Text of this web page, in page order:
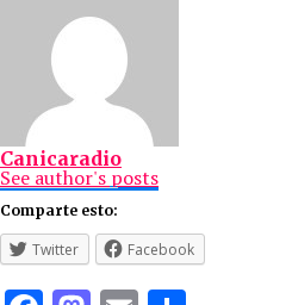
Canicaradio
See author's posts
Comparte esto:
Twitter Facebook